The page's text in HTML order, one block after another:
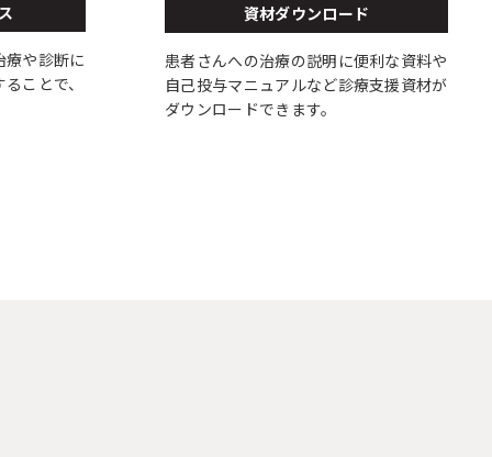
療や診断に
ことで、
資材ダウンロード
患者さんへの治療の説明に便利な資料や
自己投与マニュアルなど診療支援資材が
ダウンロードできます。